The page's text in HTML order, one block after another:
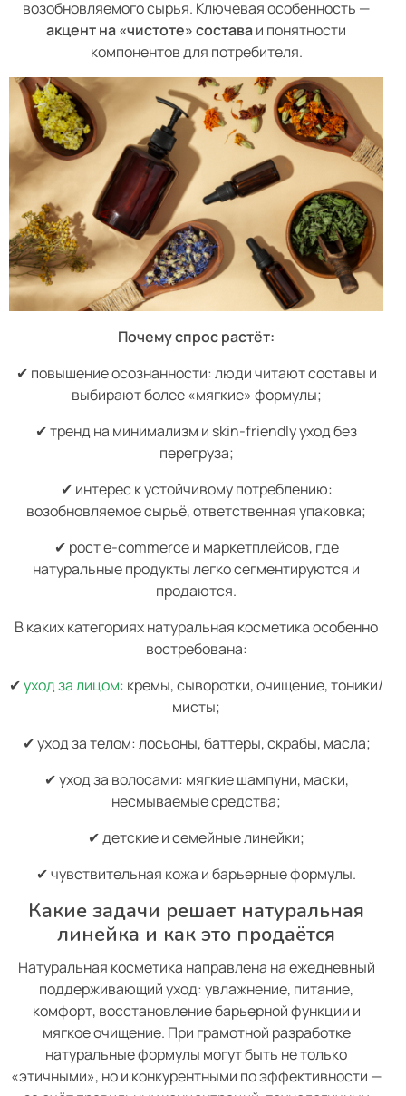
возобновляемого сырья. Ключевая особенность —
акцент на «чистоте» составаи понятности
компонентов для потребителя.
Почему спрос растёт:
✔ повышение осознанности: люди читают составы и
выбирают более «мягкие» формулы;
✔ тренд на минимализм и skin-friendly уход без
перегруза;
✔ интерес к устойчивому потреблению:
возобновляемое сырьё, ответственная упаковка;
✔ рост e-commerce и маркетплейсов, где
натуральные продукты легко сегментируются и
продаются.
В каких категориях натуральная косметика особенно
востребована:
✔уход за лицом: кремы, сыворотки, очищение, тоники/
мисты;
✔ уход за телом: лосьоны, баттеры, скрабы, масла;
✔ уход за волосами: мягкие шампуни, маски,
несмываемые средства;
✔ детские и семейные линейки;
✔ чувствительная кожа и барьерные формулы.
Какие задачи решает натуральная
линейка и как это продаётся
Натуральная косметика направлена на ежедневный
поддерживающий уход: увлажнение, питание,
комфорт, восстановление барьерной функции и
мягкое очищение. При грамотной разработке
натуральные формулы могут быть не только
«этичными», но и конкурентными по эффективности —